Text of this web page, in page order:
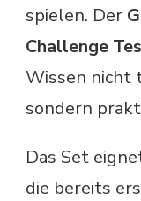
spielen. Der
Challenge
Wissen nicht
sondern
Das Set
die bereits